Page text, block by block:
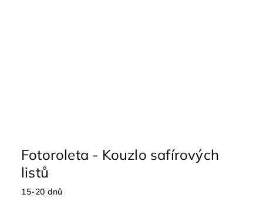
Fotoroleta - Kouzlo safírových
listů
15-20 dnů